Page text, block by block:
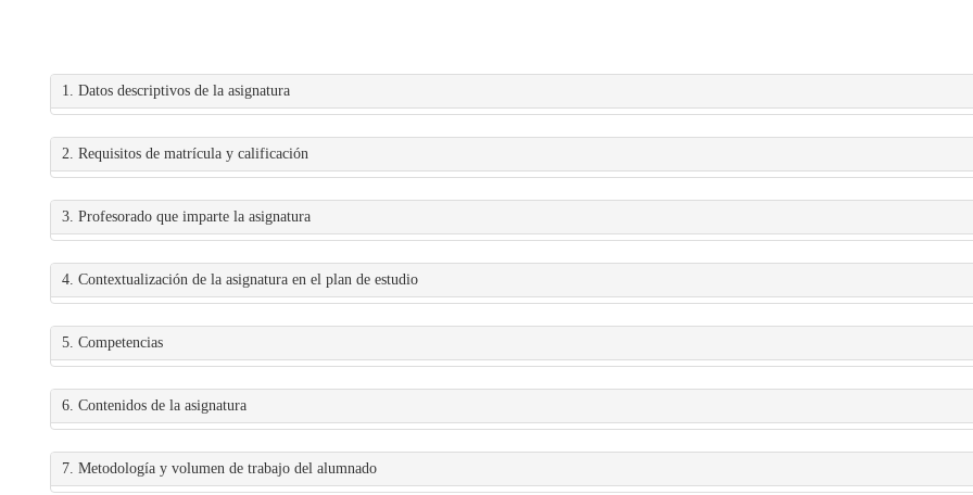
1. Datos descriptivos de la asignatura
2. Requisitos de matrícula y calificación
3. Profesorado que imparte la asignatura
4. Contextualización de la asignatura en el plan de estudio
5. Competencias
6. Contenidos de la asignatura
7. Metodología y volumen de trabajo del alumnado